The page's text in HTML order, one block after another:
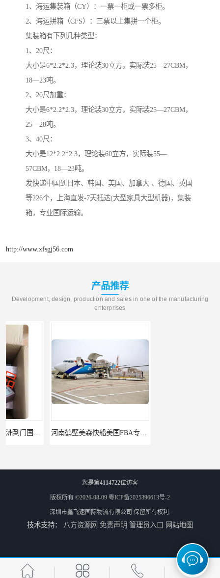
1、海运集装箱（CY）：一票一柜或一票多柜。
2、海运拼箱（CFS）：三票以上集拼一个柜。
集装箱有下列几种类型：
1、20尺：
大小是6*2.2*2.3，理论装30立方，实际装25—27CBM，
18—23吨。
2、20尺加重：
大小是6*2.2*2.3，理论装30立方，实际装25—27CBM，
25—28吨。
3、40尺：
大小是12*2.2*2.3，理论装60立方，实际装55—
57CBM，18—23吨。
发快递中国到日本、韩国、美国、加拿大 、德国、英国
等226个，上海直发-7天抵达(大型家具大型机器)，集装
箱，专业国际运输。
http://www.xfsgj56.com
产品推荐
Development, design, production and sales in one of the manufacturing
enterprises
河南鹤壁美森快船美国FBA专线海运国际物流双清包税
河南平顶山集运物流国际快递转运美国亚马逊加拿大日本英国德国法国 河南平顶山国际物流新马泰日韩菲律宾老挝缅甸印尼柬埔寨双清包税
您是第4114722位访客
版权所有 ©2026-08-09 粤ICP备2025396613号-2
深圳市鑫飞速国际物流有限公司 保留所有权利.
技术支持： 八方资源网 免责声明 管理员入口 网站地图